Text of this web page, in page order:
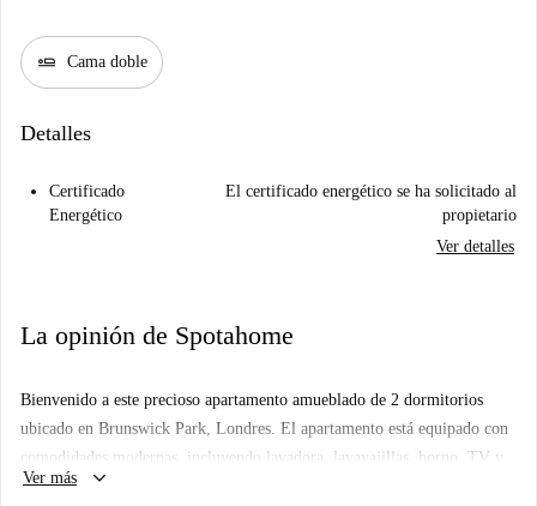
airline_seat_flat Cama doble
Detalles
Certificado
Energético
El certificado energético se ha solicitado al
propietario
Ver detalles
La opinión de Spotahome
Bienvenido a este precioso apartamento amueblado de 2 dormitorios
ubicado en Brunswick Park, Londres. El apartamento está equipado con
comodidades modernas, incluyendo lavadora, lavavajillas, horno, TV y
calefacción eléctrica. La cocina está totalmente equipada, para que tengas
Ver más keyboard_arrow_down